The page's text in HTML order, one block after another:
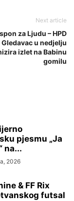
Next article
za Ljudu – HPD
Gledavac u nedjelju
izlet na Babinu
gomilu
pjesmu „Ja
na...
2026
& FF Rix
futsal